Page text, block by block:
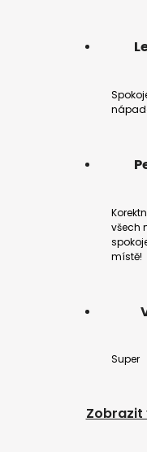
všech
místě!
Super
Zobrazit